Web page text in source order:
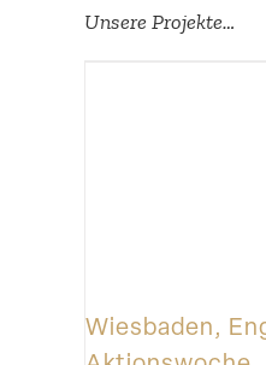
Unsere Projekte…
Wiesbaden,